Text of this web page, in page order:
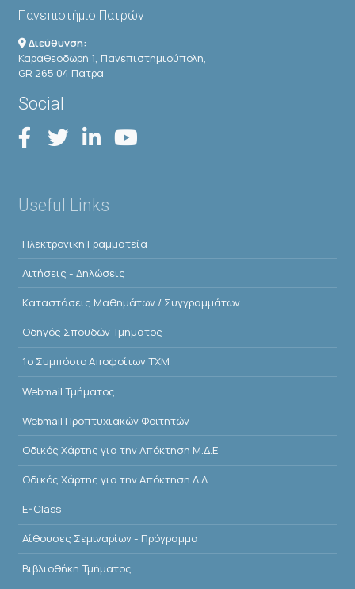
Πανεπιστήμιο Πατρών
Διεύθυνση:
Καραθεοδωρή 1, Πανεπιστημιούπολη,
GR 265 04 Πατρα
Social
Useful Links
Ηλεκτρονική Γραμματεία
Αιτήσεις - Δηλώσεις
Kαταστάσεις Μαθημάτων / Συγγραμμάτων
Οδηγός Σπουδών Τμήματος
1o Συμπόσιο Αποφοίτων ΤΧΜ
Webmail Τμήματος
Webmail Προπτυχιακών Φοιτητών
Οδικός Χάρτης για την Απόκτηση Μ.Δ.Ε
Οδικός Χάρτης για την Απόκτηση Δ.Δ.
E-Class
Αίθουσες Σεμιναρίων - Πρόγραμμα
Βιβλιοθήκη Τμήματος